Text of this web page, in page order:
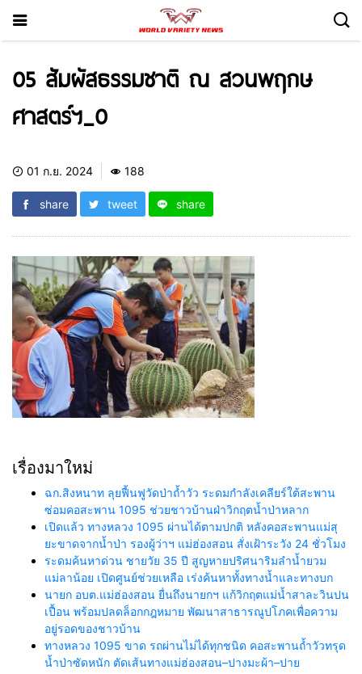
05 สัมผัสธรรมชาติ ณ สวนพฤกษ
ศาสตร์ฯ_0
01 ก.ย. 2024 188
share tweet share
เรื่องมาใหม่
ฉก.สิงหนาท ลุยฟื้นฟูวัดป่าถ้ำวัว ระดมกำลังเคลียร์ใต้สะพาน
ซ่อมคอสะพาน 1095 ช่วยชาวบ้านฝ่าวิกฤตน้ำป่าหลาก
เปิดแล้ว ทางหลวง 1095 ผ่านได้ตามปกติ หลังคอสะพานแม่สุ
ยะขาดจากน้ำป่า รองผู้ว่าฯ แม่ฮ่องสอน สั่งเฝ้าระวัง 24 ชั่วโมง
ระดมค้นหาด่วน ชายวัย 35 ปี สูญหายปริศนาริมลำน้ำยวม
แม่ลาน้อย เปิดศูนย์ช่วยเหลือ เร่งค้นหาทั้งทางน้ำและทางบก
นายก อบต.แม่ฮ่องสอน ยื่นถึงนายกฯ แก้วิกฤตแม่น้ำสาละวินปน
เปื้อน พร้อมปลดล็อกกฎหมาย พัฒนาสาธารณูปโภคเพื่อความ
อยู่รอดของชาวบ้าน
ทางหลวง 1095 ขาด รถผ่านไม่ได้ทุกชนิด คอสะพานถ้ำวัวทรุด
น้ำป่าซัดหนัก ตัดเส้นทางแม่ฮ่องสอน–ปางมะผ้า–ปาย